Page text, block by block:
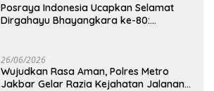
Posraya Indonesia Ucapkan Selamat
Dirgahayu Bhayangkara ke-80:
26/06/2026
Wujudkan Rasa Aman, Polres Metro
Jakbar Gelar Razia Kejahatan Jalanan